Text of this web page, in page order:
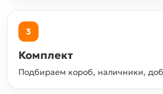
3
Комплект
Подбираем короб, наличники,